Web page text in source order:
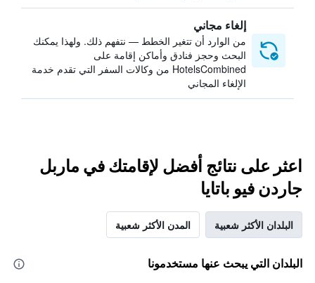
إلغاء مجاني
من الوارد أن تتغير الخطط — نتفهم ذلك. ولهذا يمكنك
البحث وحجز فنادق وأماكن إقامة على
HotelsCombined من وكالات السفر التي تقدم خدمة
الإلغاء المجاني
اعثر على نتائج أفضل لإقامتك في ماربل
جاردن فيو باتايا
البلدان الأكثر شعبية المدن الأكثر شعبية
البلدان التي يبحث عنها مستخدمونا